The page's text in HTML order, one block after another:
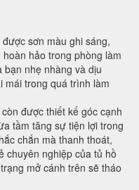
sơn màu ghi sáng,
hảo trong phòng làm
bạn nhẹ nhàng và dịu
mái trong quá trình làm
được thiết kế góc cạnh
tầm tăng sự tiện lợi trong
chắn mà thanh thoát,
chuyên nghiệp của tủ hồ
mở cánh trên sẽ tháo